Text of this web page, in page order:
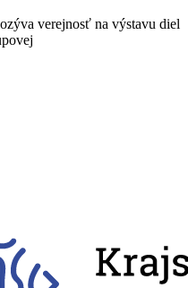
verejnosť na výstavu diel